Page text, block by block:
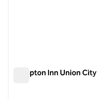
Hampton Inn Union City